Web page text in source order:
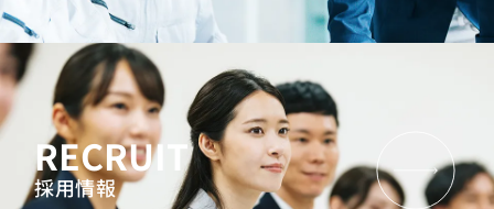
RECRUIT
採用情報